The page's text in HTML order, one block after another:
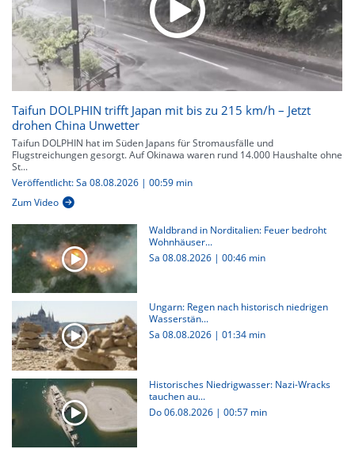
Taifun DOLPHIN trifft Japan mit bis zu 215 km/h – Jetzt
drohen China Unwetter
Taifun DOLPHIN hat im Süden Japans für Stromausfälle und
Flugstreichungen gesorgt. Auf Okinawa waren rund 14.000 Haushalte ohne
St...
Veröffentlicht: Sa 08.08.2026 | 00:59 min
Zum Video
Waldbrand in Norditalien: Feuer bedroht
Wohnhäuser...
Sa 08.08.2026 | 00:46 min
Ungarn: Regen nach historisch niedrigen
Wasserstän...
Sa 08.08.2026 | 01:34 min
Historisches Niedrigwasser: Nazi-Wracks
tauchen au...
Do 06.08.2026 | 00:57 min